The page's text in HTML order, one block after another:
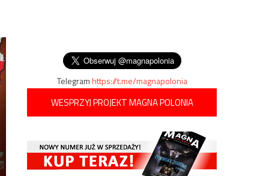
Telegramhttps://t.me/magnapolonia
WESPRZYJ PROJEKT MAGNA POLONIA